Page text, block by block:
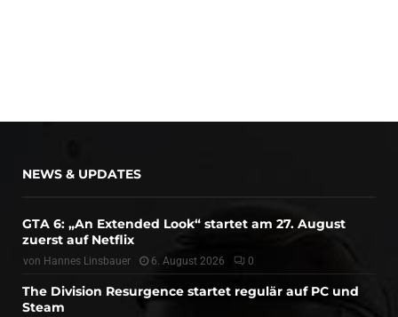
NEWS & UPDATES
GTA 6: „An Extended Look“ startet am 27. August
zuerst auf Netflix
von Hannes Linsbauer 6. August 2026 0
The Division Resurgence startet regulär auf PC und
Steam